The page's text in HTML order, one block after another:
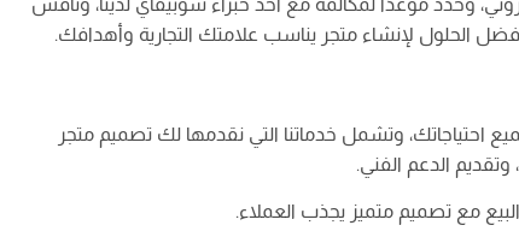
الحلول لإنشاء متجر يناسب علامتك التجارية وأهدافك.
احتياجاتك، وتشمل خدماتنا التي نقدمها لك تصميم متجر
الدعم الفني.
مع تصميم متميز يجذب العملاء.